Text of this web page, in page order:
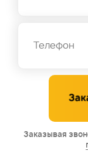
Заказывая